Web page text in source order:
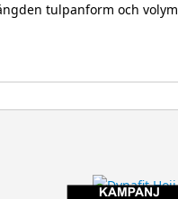
tulpanform och